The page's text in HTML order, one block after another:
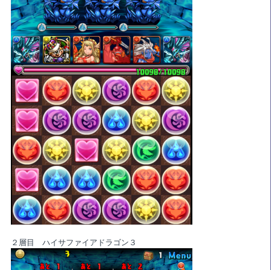
２層目 ハイサファイアドラゴン３